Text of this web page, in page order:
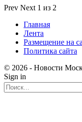
Prev Next 1 из 2
Главная
Лента
Размещение на
Политика сайта
© 2026 - Новости
Sign in